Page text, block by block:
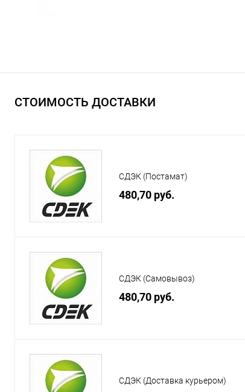
СТОИМОСТЬ ДОСТАВКИ
СДЭК (Постамат)
480,70 руб.
СДЭК (Самовывоз)
480,70 руб.
СДЭК (Доставка курьером)